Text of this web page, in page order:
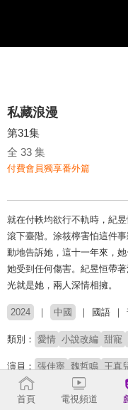
私藏浪漫
第31集
全 33 集
付費會員獨享番外篇
就在付軼均欲行不軌時，紀
滾下臺階。涂筱檸害怕這件
動地告訴她，這十一年來，
她受到任何傷害。紀昱恒帶
光就是她，兩人深情相擁。
2024 中國 國語
類別： 愛情 小說改編 甜寵
演員： 張佳寧 魏哲鳴 王真
導演： 金雄豪
首頁 電視頻道